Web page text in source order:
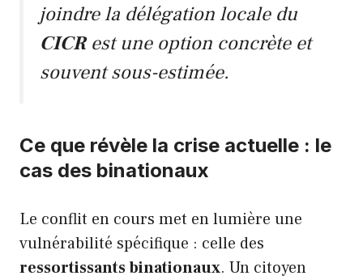
joindre la délégation locale du
CICRest une option concrète et
souvent sous-estimée.
Ce que révèle la crise actuelle : le
cas des binationaux
Le conflit en cours met en lumière une
vulnérabilité spécifique : celle des
ressortissants binationaux. Un citoyen